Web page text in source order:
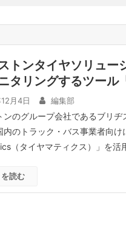
トンタイヤソリュー
タリングするツー
月4日 編集部
ンのグループ会社であるブリ
内のトラック・バス事業者向
（タイヤマティクス）」を
読む